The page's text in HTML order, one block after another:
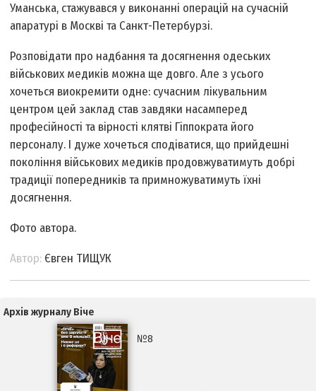
Уманська, стажувався у виконанні операцій на сучасній
апаратурі в Москві та Санкт-Петербурзі.
Розповідати про надбання та досягнення одеських
військових медиків можна ще довго. Але з усього
хочеться виокремити одне: сучасним лікувальним
центром цей заклад став завдяки насамперед
професійності та вірності клятві Гіппократа його
персоналу. І дуже хочеться сподіватися, що прийдешні
покоління військових медиків продовжуватимуть добрі
традиції попередників та примножуватимуть їхні
досягнення.
Фото автора.
Автор: Євген ТИЩУК
Архів журналу Віче
№8